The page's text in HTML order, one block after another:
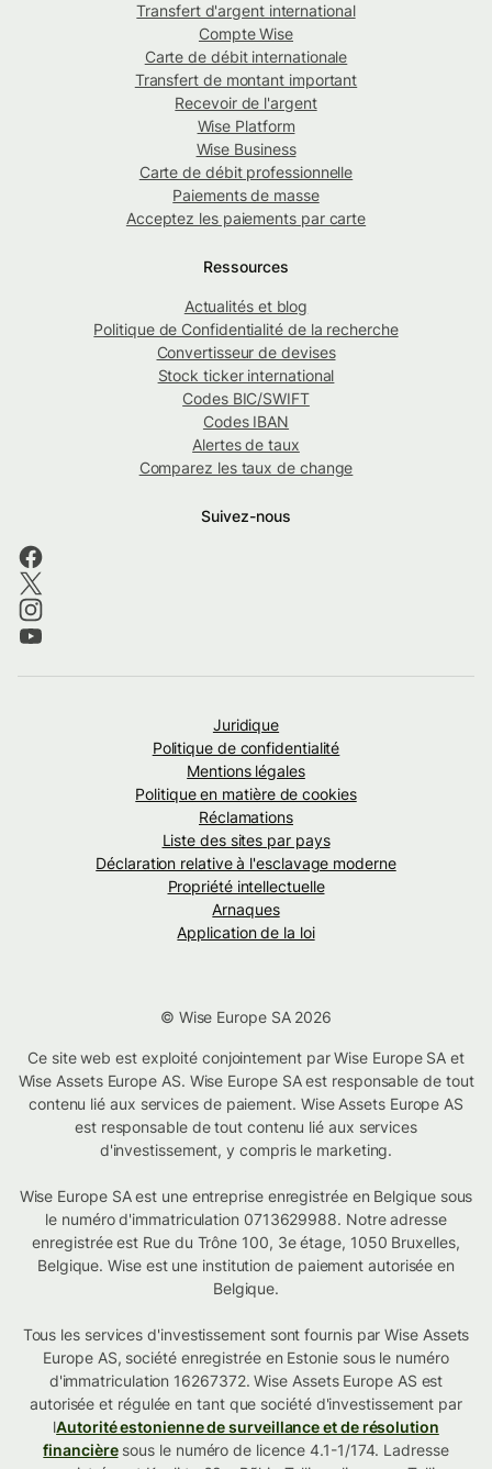
Transfert d'argent international
Compte Wise
Carte de débit internationale
Transfert de montant important
Recevoir de l'argent
Wise Platform
Wise Business
Carte de débit professionnelle
Paiements de masse
Acceptez les paiements par carte
Ressources
Actualités et blog
Politique de Confidentialité de la recherche
Convertisseur de devises
Stock ticker international
Codes BIC/SWIFT
Codes IBAN
Alertes de taux
Comparez les taux de change
Suivez-nous
Juridique
Politique de confidentialité
Mentions légales
Politique en matière de cookies
Réclamations
Liste des sites par pays
Déclaration relative à l'esclavage moderne
Propriété intellectuelle
Arnaques
Application de la loi
© Wise Europe SA 2026
Ce site web est exploité conjointement par Wise Europe SA et
Wise Assets Europe AS. Wise Europe SA est responsable de tout
contenu lié aux services de paiement. Wise Assets Europe AS
est responsable de tout contenu lié aux services
d'investissement, y compris le marketing.
Wise Europe SA est une entreprise enregistrée en Belgique sous
le numéro d'immatriculation 0713629988. Notre adresse
enregistrée est Rue du Trône 100, 3e étage, 1050 Bruxelles,
Belgique. Wise est une institution de paiement autorisée en
Belgique.
Tous les services d'investissement sont fournis par Wise Assets
Europe AS, société enregistrée en Estonie sous le numéro
d'immatriculation 16267372. Wise Assets Europe AS est
autorisée et régulée en tant que société d'investissement par
lAutorité estonienne de surveillance et de résolution
financièresous le numéro de licence 4.1-1/174. Ladresse